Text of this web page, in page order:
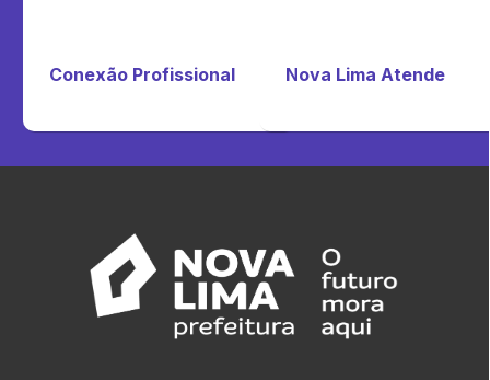
Conexão Profissional Nova Lima Atende